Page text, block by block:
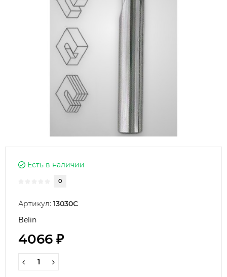
Есть в наличии
0
Артикул: 13030С
Belin
4066 ₽